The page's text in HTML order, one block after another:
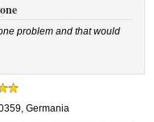
problem and that would
Germania